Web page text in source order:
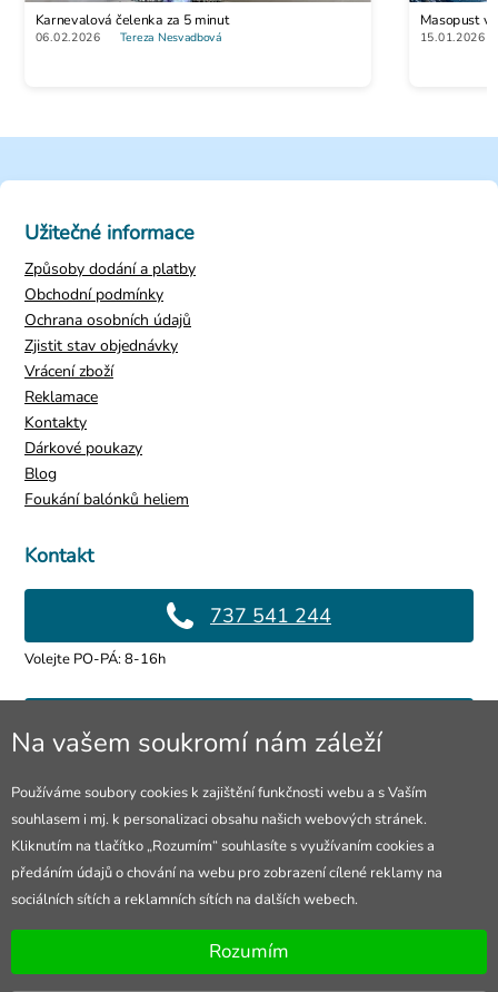
Karnevalová čelenka za 5 minut
06.02.2026 Tereza Nesvadbová
Masopust
15.01.2026
Kontakt
737 541 244
Volejte PO-PÁ: 8-16h
info@4lol.cz
Prodejna Ostrava
28. října 250/285
Otevřeno Po-Pá 8-16h
Užitečné informace
Způsoby dodání a platby
Obchodní podmínky
Ochrana osobních údajů
Zjistit stav objednávky
Vrácení zboží
Reklamace
Kontakty
Dárkové poukazy
Blog
Foukání balónků heliem
Na vašem soukromí nám záleží
Používáme soubory cookies k zajištění funkčnosti webu a s Vaším
souhlasem i mj. k personalizaci obsahu našich webových stránek.
Kliknutím na tlačítko „Rozumím“ souhlasíte s využívaním cookies a
předáním údajů o chování na webu pro zobrazení cílené reklamy na
sociálních sítích a reklamních sítích na dalších webech.
Rozumím